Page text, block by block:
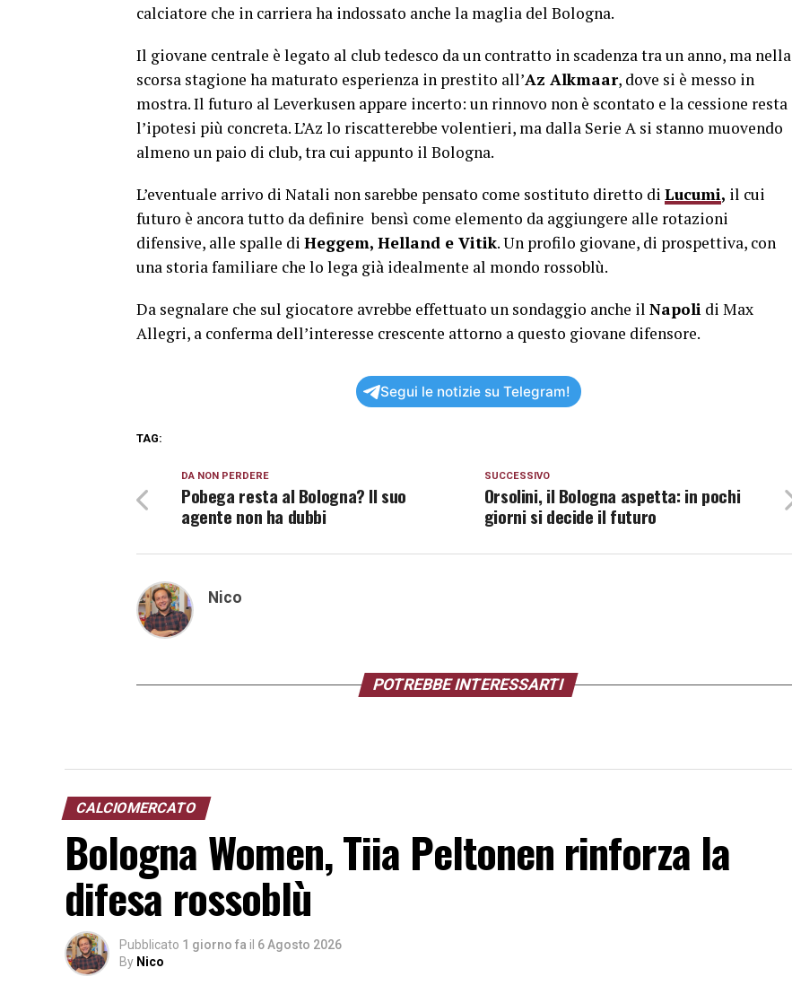
calciatore che in carriera ha indossato anche la maglia del Bologna.
Il giovane centrale è legato al club tedesco da un contratto in scadenza tra un anno, ma nella
scorsa stagione ha maturato esperienza in prestito all’Az Alkmaar, dove si è messo in
mostra. Il futuro al Leverkusen appare incerto: un rinnovo non è scontato e la cessione resta
l’ipotesi più concreta. L’Az lo riscatterebbe volentieri, ma dalla Serie A si stanno muovendo
almeno un paio di club, tra cui appunto il Bologna.
L’eventuale arrivo di Natali non sarebbe pensato come sostituto diretto di Lucumi, il cui
futuro è ancora tutto da definire bensì come elemento da aggiungere alle rotazioni
difensive, alle spalle di Heggem, Helland e Vitik. Un profilo giovane, di prospettiva, con
una storia familiare che lo lega già idealmente al mondo rossoblù.
Da segnalare che sul giocatore avrebbe effettuato un sondaggio anche il Napoli di Max
Allegri, a conferma dell’interesse crescente attorno a questo giovane difensore.
Segui le notizie su Telegram!
TAG:
SUCCESSIVO
Orsolini, il Bologna aspetta: in pochi
giorni si decide il futuro
DA NON PERDERE
Pobega resta al Bologna? Il suo
agente non ha dubbi
Nico
POTREBBE INTERESSARTI
CALCIOMERCATO
Bologna Women, Tiia Peltonen rinforza la
difesa rossoblù
Pubblicato 1 giorno fa il 6 Agosto 2026
By Nico